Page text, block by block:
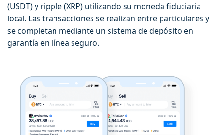
(USDT) y ripple (XRP) utilizando su moneda fiduciaria
local. Las transacciones se realizan entre particulares y
se completan mediante un sistema de depósito en
garantía en línea seguro.